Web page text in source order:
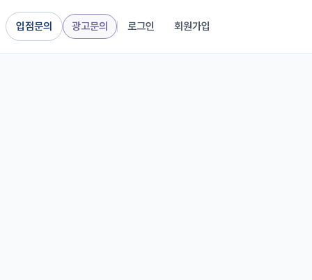
입점문의 광고문의 로그인 회원가입